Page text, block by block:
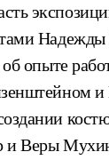
об опыте
и Веры